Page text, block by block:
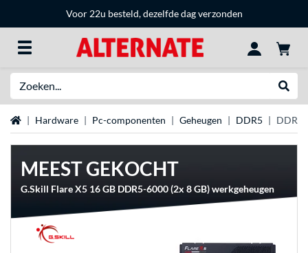
Voor 22u besteld, dezelfde dag verzonden
Home Hardware Pc-componenten Geheugen DDR5 DDR5
MEEST GEKOCHT
G.Skill Flare X5 16 GB DDR5-6000 (2x 8 GB) werkgeheugen